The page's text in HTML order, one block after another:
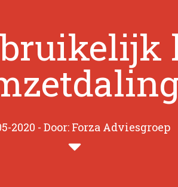
2020 - Door: Forza Adviesgroep